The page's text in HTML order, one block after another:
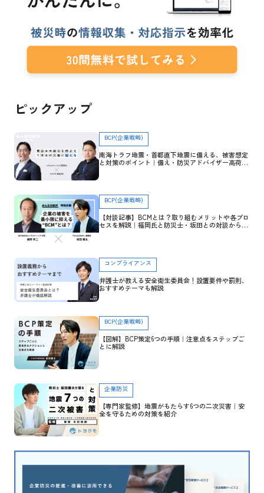
ピックアップ
BCP(企業戦略)
南海トラフ地震・首都直下地震に備える、被害想定
と対策のポイント｜備え・防災アドバイザー高荷智
BCP(企業戦略)
【対談記事】BCMとは？取り組むメリットや各プロ
セスを解説｜福岡氏と防災士・坂田との対談から学
コンプライアンス
弁護士が教える安全衛生委員会！設置要件や罰則、
おすすめテーマも解説
BCP(企業戦略)
【図解】BCP策定6つの手順｜注意点をステップご
とに解説
企業防災
【専門家監修】地震がもたらす6つの二次災害｜安
全を守るための対策を紹介